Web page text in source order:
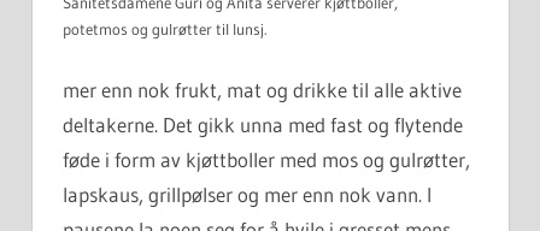
potetmos og gulrøtter til lunsj.
mer enn nok frukt, mat og drikke til alle aktive
deltakerne. Det gikk unna med fast og flytende
føde i form av kjøttboller med mos og gulrøtter,
lapskaus, grillpølser og mer enn nok vann. I